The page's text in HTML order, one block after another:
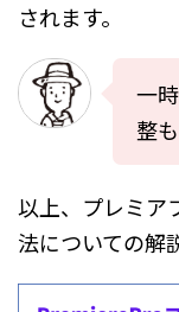
されます。
一
整
以上、プレミア
法についての解